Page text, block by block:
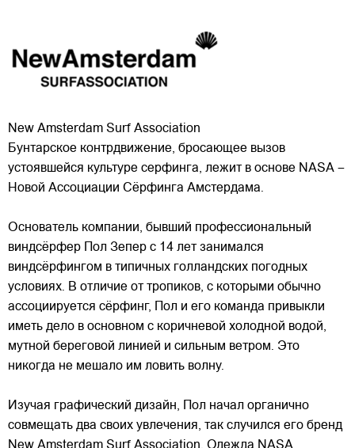
New Amsterdam Surf Association
Бунтарское контрдвижение, бросающее вызов
устоявшейся культуре серфинга, лежит в основе NASA –
Новой Ассоциации Сёрфинга Амстердама.
Основатель компании, бывший профессиональный
виндсёрфер Пол Зепер с 14 лет занимался
виндсёрфингом в типичных голландских погодных
условиях. В отличие от тропиков, с которыми обычно
ассоциируется сёрфинг, Пол и его команда привыкли
иметь дело в основном с коричневой холодной водой,
мутной береговой линией и сильным ветром. Это
никогда не мешало им ловить волну.
Изучая графический дизайн, Пол начал органично
совмещать два своих увлечения, так случился его бренд
New Amsterdam Surf Association. Одежда NASA